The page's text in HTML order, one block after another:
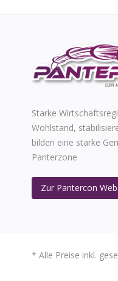
Starke
Wohlstand,
bilden eine starke
Panterzone
Zur Pantercon
* Alle Preise inkl.